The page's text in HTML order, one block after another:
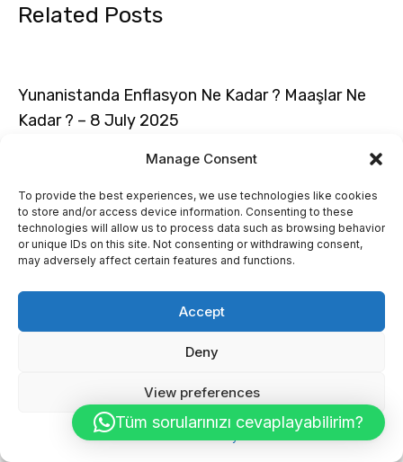
Manage Consent
To provide the best experiences, we use technologies like cookies
to store and/or access device information. Consenting to these
technologies will allow us to process data such as browsing behavior
or unique IDs on this site. Not consenting or withdrawing consent,
may adversely affect certain features and functions.
Accept
Deny
View preferences
Related Posts
Yunanistanda Enflasyon Ne Kadar ? Maaşlar Ne
Kadar ? – 8 July 2025
Yunanistan Mülk Satın Alma Vergisi 2.Bölüm 7
July 2025
Yunanistanda Daire Aidatları ve Ödenmezse Ne
Web sitelerimiz: 🌐https://investgreece.academy 🌐
https://projects.investgreece.gr/tr/aslanoglou6 Ofislerimiz
Atina Ofis Eleftheriou Venizelou 212, Kalithea,
Atina/Yunanistan +30 698 709 89 83Atina Proje Ofisi
Tüm sorularınızı cevaplayabilirim?